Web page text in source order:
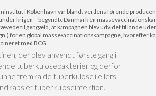
i København var blandt verdens førende
krigen – begyndte Danmark en
til gengæld, at kampagnen blev udvidet til lande
for en global massevaccinationskampagne, hvorefter
med BCG.
der blev anvendt første gang i
tuberkulosebakterier og derfor
fremkalde tuberkulose i ellers
tuberkuloseinfektion.